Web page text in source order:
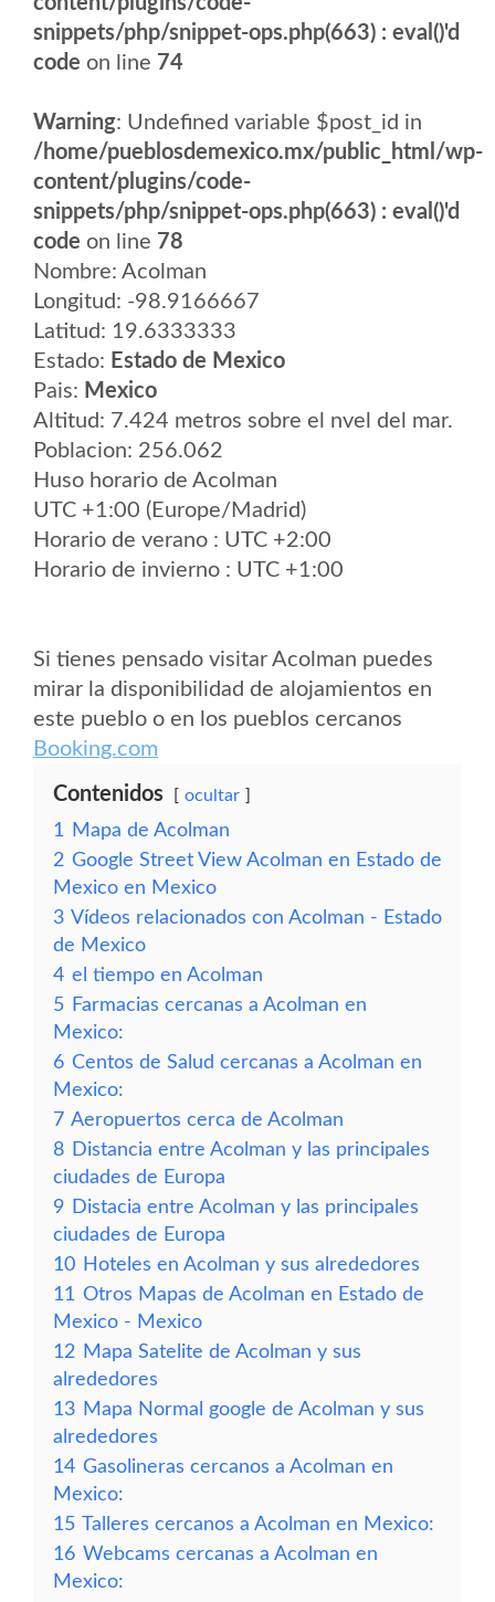
snippets/php/snippet-ops.php(663) : eval()'d
code on line 74
Warning: Undefined variable $post_id in
/home/pueblosdemexico.mx/public_html/wp-
content/plugins/code-
snippets/php/snippet-ops.php(663) : eval()'d
code on line 78
Nombre: Acolman
Longitud: -98.9166667
Latitud: 19.6333333
Estado: Estado de Mexico
Pais: Mexico
Altitud: 7.424 metros sobre el nvel del mar.
Poblacion: 256.062
Huso horario de Acolman
UTC +1:00 (Europe/Madrid)
Horario de verano : UTC +2:00
Horario de invierno : UTC +1:00
Si tienes pensado visitar Acolman puedes
mirar la disponibilidad de alojamientos en
este pueblo o en los pueblos cercanos
Booking.com
Contenidos ocultar
1
Mapa de Acolman
2 Google Street View Acolman en Estado de
Mexico en Mexico
3 Vídeos relacionados con Acolman - Estado
de Mexico
4 el tiempo en Acolman
5 Farmacias cercanas a Acolman en
Mexico:
6 Centos de Salud cercanas a Acolman en
Mexico:
7 Aeropuertos cerca de Acolman
8 Distancia entre Acolman y las principales
ciudades de Europa
9 Distacia entre Acolman y las principales
ciudades de Europa
10 Hoteles en Acolman y sus alrededores
11 Otros Mapas de Acolman en Estado de
Mexico - Mexico
12 Mapa Satelite de Acolman y sus
alrededores
13 Mapa Normal google de Acolman y sus
alrededores
14 Gasolineras cercanos a Acolman en
Mexico:
15 Talleres cercanos a Acolman en Mexico:
16 Webcams cercanas a Acolman en
Mexico: